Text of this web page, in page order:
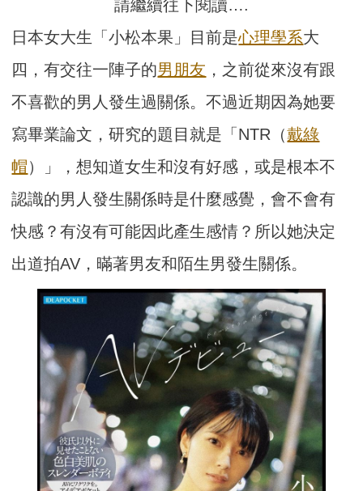
請繼續往下閱讀….
日本女大生「小松本果」目前是心理學系大
四，有交往一陣子的男朋友 ，之前從來沒有跟
不喜歡的男人發生過關係。不過近期因為她要
寫畢業論文，研究的題目就是「NTR（戴綠
帽）」，想知道女生和沒有好感，或是根本不
認識的男人發生關係時是什麼感覺，會不會有
快感？有沒有可能因此產生感情？所以她決定
出道拍AV，暪著男友和陌生男發生關係。